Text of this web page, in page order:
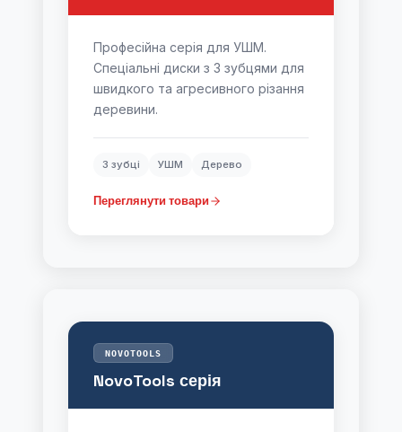
Професійна серія для УШМ.
Спеціальні диски з 3 зубцями для
швидкого та агресивного різання
деревини.
3 зубці УШМ Дерево
Переглянути товари
NOVOTOOLS
NovoTools серія